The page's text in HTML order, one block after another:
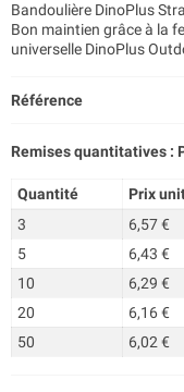
Bandoulière DinoPlus
Bon maintien grâce à la
universelle DinoPlus
Référence
Remises quantitatives :
Quantité Prix
3
6,57 €
5
6,43 €
10
6,29 €
20
6,16 €
50
6,02 €